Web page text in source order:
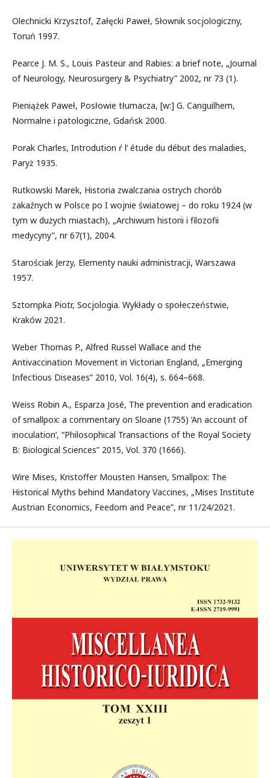
Olechnicki Krzysztof, Załęcki Paweł, Słownik socjologiczny,
Toruń 1997.
Pearce J. M. S., Louis Pasteur and Rabies: a brief note, „Journal
of Neurology, Neurosurgery & Psychiatry” 2002, nr 73 (1).
Pieniążek Paweł, Posłowie tłumacza, [w:] G. Canguilhem,
Normalne i patologiczne, Gdańsk 2000.
Porak Charles, Introdution ŕ l’ étude du début des maladies,
Paryż 1935.
Rutkowski Marek, Historia zwalczania ostrych chorób
zakaźnych w Polsce po I wojnie światowej – do roku 1924 (w
tym w dużych miastach), „Archiwum historii i filozofii
medycyny”, nr 67(1), 2004.
Starościak Jerzy, Elementy nauki administracji, Warszawa
1957.
Sztompka Piotr, Socjologia. Wykłady o społeczeństwie,
Kraków 2021.
Weber Thomas P., Alfred Russel Wallace and the
Antivaccination Movement in Victorian England, „Emerging
Infectious Diseases” 2010, Vol. 16(4), s. 664–668.
Weiss Robin A., Esparza José, The prevention and eradication
of smallpox: a commentary on Sloane (1755) ‘An account of
inoculation’, “Philosophical Transactions of the Royal Society
B: Biological Sciences” 2015, Vol. 370 (1666).
Wire Mises, Kristoffer Mousten Hansen, Smallpox: The
Historical Myths behind Mandatory Vaccines, „Mises Institute
Austrian Economics, Feedom and Peace”, nr 11/24/2021.